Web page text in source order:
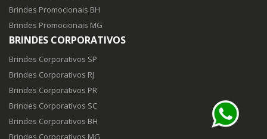
Brindes Promocionais BH
Brindes Promocionais MG
BRINDES CORPORATIVOS
Brindes Corporativos SP
Brindes Corporativos RJ
Brindes Corporativos PR
Brindes Corporativos SC
Brindes Corporativos BH
Brindes Corporativos MG